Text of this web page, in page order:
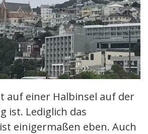
auf einer Halbinsel auf der
ist. Lediglich das
einigermaßen eben. Auch